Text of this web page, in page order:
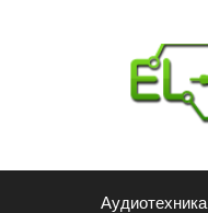
Аудиотехника